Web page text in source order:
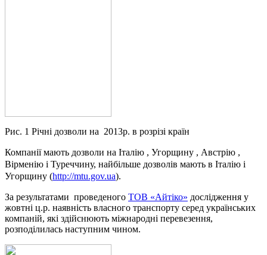
Рис. 1 Річні дозволи на 2013р. в розрізі країн
Компанії мають дозволи на Італію , Угорщину , Австрію ,
Вірменію і Туреччину, найбільше дозволів мають в Італію і
Угорщину (http://mtu.gov.ua).
За результатами проведеного ТОВ «Айтіко» дослідження у
жовтні ц.р. наявність власного транспорту серед українських
компаній, які здійснюють міжнародні перевезення,
розподілилась наступним чином.